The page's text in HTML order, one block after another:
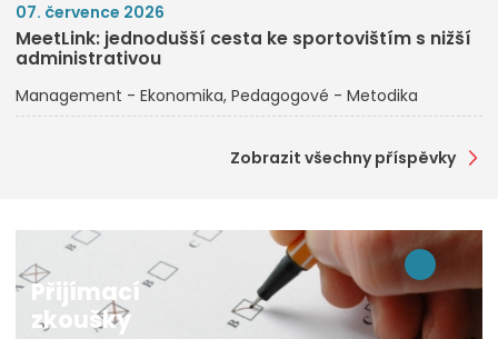
07. července 2026
MeetLink: jednodušší cesta ke sportovištím s nižší
administrativou
Management - Ekonomika Pedagogové - Metodika
Zobrazit všechny příspěvky
Přijímací
zkoušky